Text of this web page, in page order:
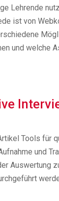
Lehrende
ist von
und welche
Tools für
und
Auswertung